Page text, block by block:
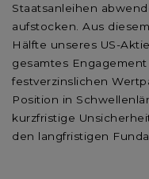
Staatsanleihen
aufstocken. Aus
Hälfte unseres US-
gesamtes
festverzinslichen
Position in
kurzfristige
den langfristigen